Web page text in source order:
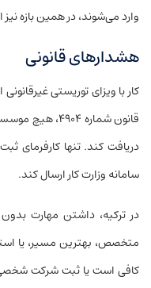
وارد می‌شوند، در همین بازه نیز
هشدارهای قانونی
کار با ویزای توریستی
قانون شماره
دریافت کند. تنها کارفرمای
سامانه وزارت کار ارسال کند.
در ترکیه، داشتن مهارت
متخصص، بهترین مسیر، یا
کافی است یا ثبت شرکت شخصی